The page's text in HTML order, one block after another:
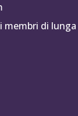
membri di